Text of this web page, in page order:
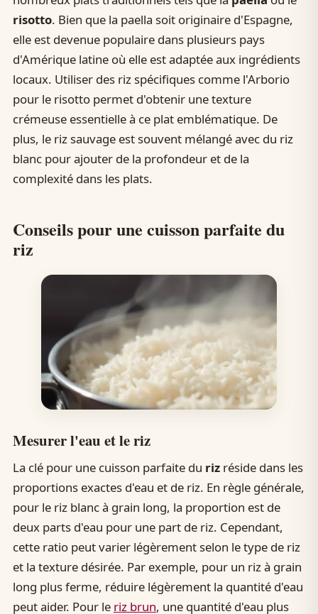
risotto. Bien que la paella soit originaire d'Espagne,
elle est devenue populaire dans plusieurs pays
d'Amérique latine où elle est adaptée aux ingrédients
locaux. Utiliser des riz spécifiques comme l'Arborio
pour le risotto permet d'obtenir une texture
crémeuse essentielle à ce plat emblématique. De
plus, le riz sauvage est souvent mélangé avec du riz
blanc pour ajouter de la profondeur et de la
complexité dans les plats.
Conseils pour une cuisson parfaite du
riz
Mesurer l'eau et le riz
La clé pour une cuisson parfaite du rizréside dans les
proportions exactes d'eau et de riz. En règle générale,
pour le riz blanc à grain long, la proportion est de
deux parts d'eau pour une part de riz. Cependant,
cette ratio peut varier légèrement selon le type de riz
et la texture désirée. Par exemple, pour un riz à grain
long plus ferme, réduire légèrement la quantité d'eau
peut aider. Pour le riz brun, une quantité d'eau plus